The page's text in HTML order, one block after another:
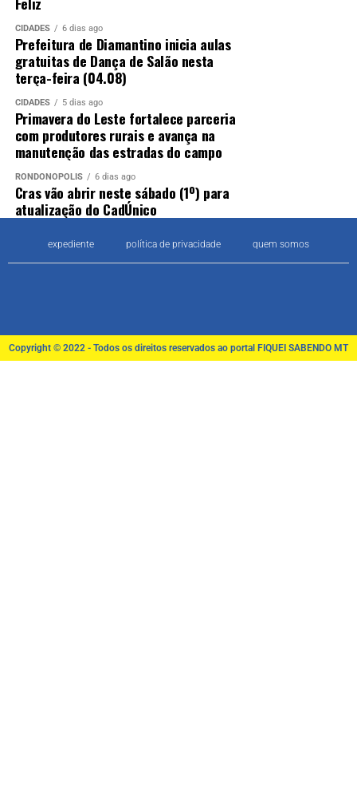
CIDADES 6 dias ago
Prefeitura de Diamantino inicia aulas
gratuitas de Dança de Salão nesta
terça-feira (04.08)
CIDADES 5 dias ago
Primavera do Leste fortalece parceria
com produtores rurais e avança na
manutenção das estradas do campo
RONDONÓPOLIS 6 dias ago
Cras vão abrir neste sábado (1º) para
atualização do CadÚnico
expediente política de privacidade quem somos
Copyright © 2022 - Todos os direitos reservados ao portal FIQUEI SABENDO MT